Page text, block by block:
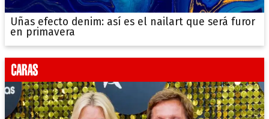
Uñas efecto denim: así es el nailart que será furor
en primavera